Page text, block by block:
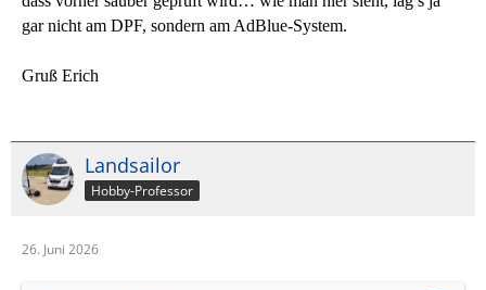
gar nicht am DPF, sondern am AdBlue‑System.
Gruß Erich
Landsailor
Hobby-Professor
26. Juni 2026